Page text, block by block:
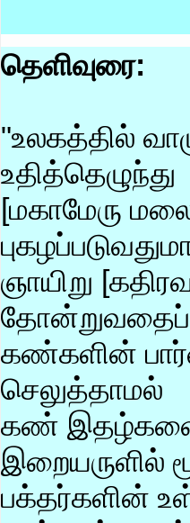
தெளிவுரை:
"உலகத்தில்
உதித்தெழுந்து
[மகாமேரு
ஞாயிறு
கண்களின்
செலுத்தாமல்
கண் இதழ்களைக்
இறையருளில்
பக்தர்களின்